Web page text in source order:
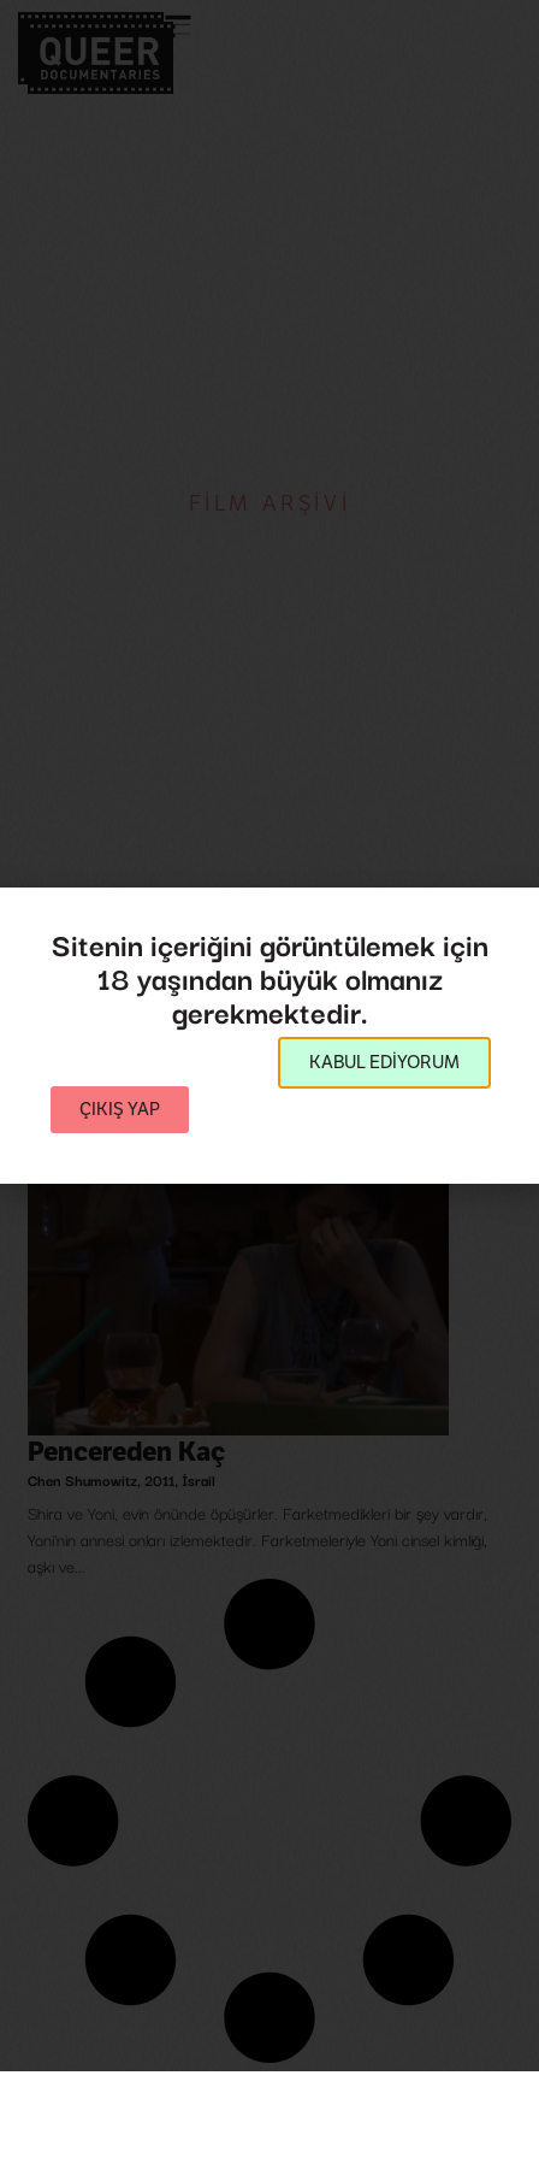
FİLM ARŞİVİ
Pencereden Kaç
Chen Shumowitz, 2011, İsrail
Shira ve Yoni, evin önünde öpüşürler. Farketmedikleri bir şey vardır,
Yoni'nin annesi onları izlemektedir. Farketmeleriyle Yoni cinsel kimliği,
aşkı ve...
Sitenin içeriğini görüntülemek için
18 yaşından büyük olmanız
gerekmektedir.
KABUL EDİYORUM
ÇIKIŞ YAP